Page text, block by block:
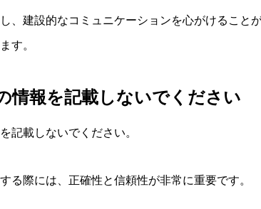
、建設的なコミュニケーションを心がけること
す。
情報を記載しないでください
記載しないでください。
る際には、正確性と信頼性が非常に重要です。